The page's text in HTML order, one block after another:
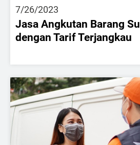
7/26/2023
Jasa Angkutan Barang
dengan Tarif Terjangkau